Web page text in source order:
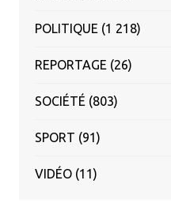
POLITIQUE (1 218)
REPORTAGE (26)
SOCIÉTÉ (803)
SPORT (91)
VIDÉO(11)